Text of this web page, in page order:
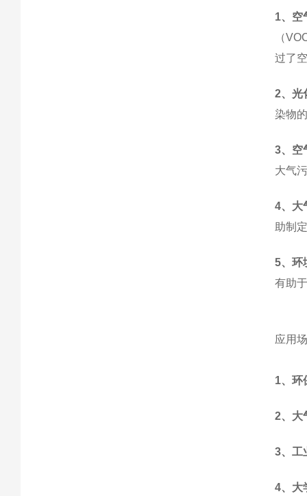
1、空
（
过了
2、光
染物
3、空
大气
4、大
助制
5、环
有助
应用
1、环
2、大
3、工
4、大